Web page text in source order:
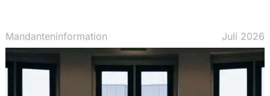
Nachfolge, Vermögen, Stiftungen, Erb-
und Familienrecht
Mandanteninformation Juli 2026